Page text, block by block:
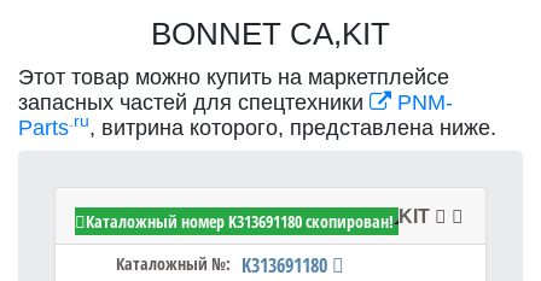
BONNET CA,KIT
Этот товар можно купить на маркетплейсе
запасных частей для спецтехники
PNM-
Parts.ru, витрина которого, представлена ниже.
Kubota K313691180 - BONNET CA,KIT
Каталожный №: K313691180
Каталожный номер K313691180 скопирован!